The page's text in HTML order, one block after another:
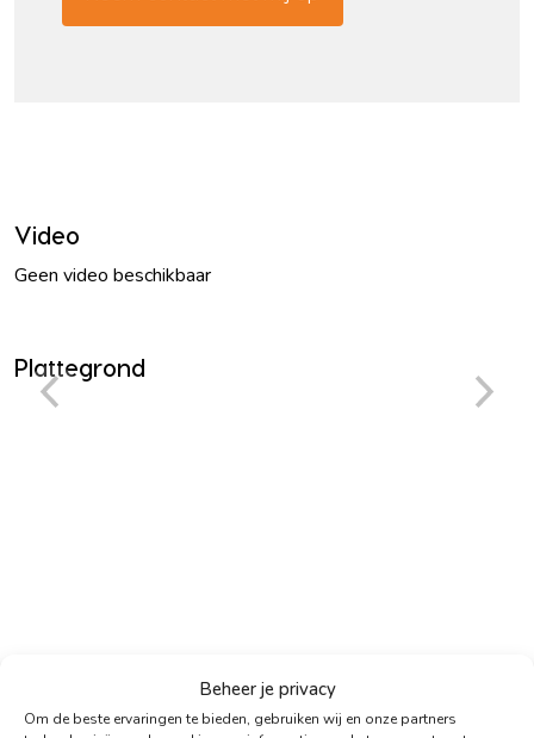
Beheer je privacy
Om de beste ervaringen te bieden, gebruiken wij en onze partners
Video
Geen video beschikbaar
Plattegrond